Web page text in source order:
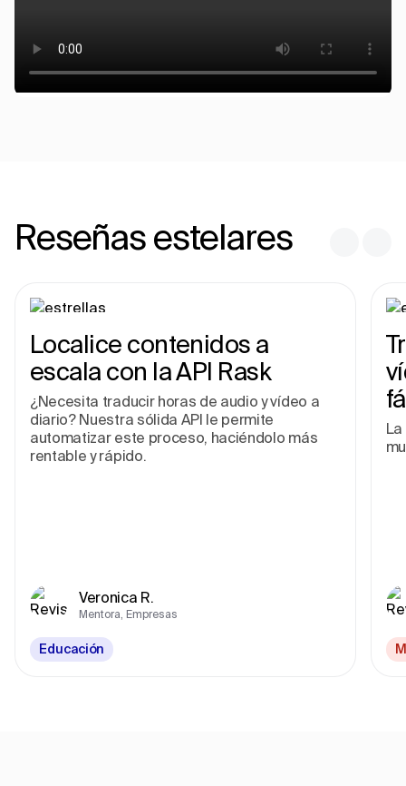
Reseñas estelares
Localice contenidos a
escala con la API Rask
¿Necesita traducir horas de audio y vídeo a
diario? Nuestra sólida API le permite
automatizar este proceso, haciéndolo más
rentable y rápido.
Veronica R.
Mentora, Empresas
Educación